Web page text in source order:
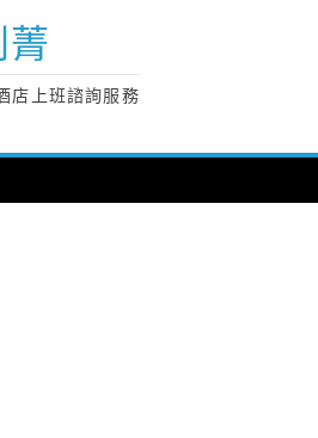
店上班諮詢服務